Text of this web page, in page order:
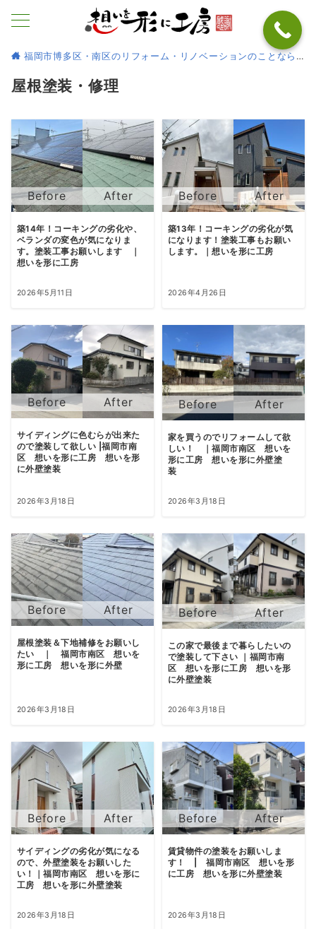
福岡市博多区・南区のリフォーム・リノベーションのことなら
屋根塗装・修理
築14年！コーキングの劣化や、
ベランダの変色が気になりま
す。塗装工事お願いします ｜
想いを形に工房
2026年5月11日
築13年！コーキングの劣化が気
になります！塗装工事もお願い
します。｜想いを形に工房
2026年4月26日
サイディングに色むらが出来た
ので塗装して欲しい |福岡市南
区 想いを形に工房 想いを形
に外壁塗装
2026年3月18日
家を買うのでリフォームして欲
しい！ ｜福岡市南区 想いを
形に工房 想いを形に外壁塗
装
2026年3月18日
屋根塗装＆下地補修をお願いし
たい ｜ 福岡市南区 想いを
形に工房 想いを形に外壁
2026年3月18日
この家で最後まで暮らしたいの
で塗装して下さい ｜福岡市南
区 想いを形に工房 想いを形
に外壁塗装
2026年3月18日
サイディングの劣化が気になる
ので、外壁塗装をお願いした
い！｜福岡市南区 想いを形に
工房 想いを形に外壁塗装
2026年3月18日
賃貸物件の塗装をお願いしま
す！ | 福岡市南区 想いを形
に工房 想いを形に外壁塗装
2026年3月18日